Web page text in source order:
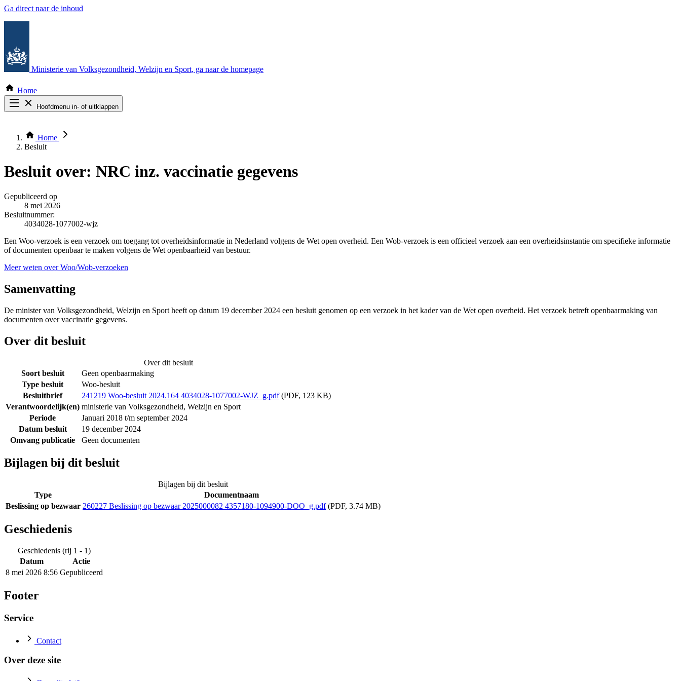
Ga direct naar de inhoud
Ministerie van Volksgezondheid, Welzijn en Sport, ga naar de homepage
Home
Hoofdmenu in- of uitklappen
Thema COVID-19
Bekijk per bestuursorgaan
Home
Besluit
Besluit over: NRC inz. vaccinatie gegevens
Gepubliceerd op
8 mei 2026
Besluitnummer:
4034028-1077002-wjz
Een Woo-verzoek is een verzoek om toegang tot overheidsinformatie in Nederland volgens de Wet open overheid. Een Wob-verzoek is een officieel verzoek aan een overheidsinstantie om specifieke informatie
of documenten openbaar te maken volgens de Wet openbaarheid van bestuur.
Meer weten over Woo/Wob-verzoeken
Samenvatting
De minister van Volksgezondheid, Welzijn en Sport heeft op datum 19 december 2024 een besluit genomen op een verzoek in het kader van de Wet open overheid. Het verzoek betreft openbaarmaking van
documenten over vaccinatie gegevens.
Over dit besluit
Over dit besluit
Soort besluit
Geen openbaarmaking
Type besluit
Woo-besluit
Besluitbrief
241219 Woo-besluit 2024.164 4034028-1077002-WJZ_g.pdf(PDF, 123 KB)
Verantwoordelijk(en) ministerie van Volksgezondheid, Welzijn en Sport
Periode
Januari 2018 t/m september 2024
Datum besluit
19 december 2024
Omvang publicatie
Geen documenten
Bijlagen bij dit besluit
Bijlagen bij dit besluit
Type
Documentnaam
Beslissing op bezwaar 260227 Beslissing op bezwaar 2025000082 4357180-1094900-DOO_g.pdf(PDF, 3.74 MB)
Geschiedenis
Geschiedenis (rij 1 - 1)
Datum
Actie
8 mei 2026 8:56 Gepubliceerd
Footer
Service
Contact
Over deze site